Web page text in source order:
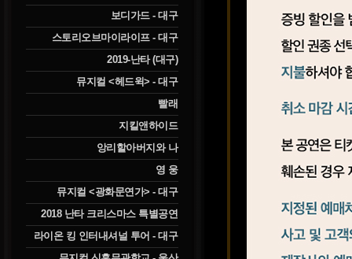
보디가드 - 대구
스토리오브마이라이프 - 대구
2019-난타 (대구)
뮤지컬 <헤드윅> - 대구
빨래
지킬앤하이드
앙리할아버지와 나
영 웅
뮤지컬 <광화문연가> - 대구
2018 난타 크리스마스 특별공연
라이온 킹 인터내셔널 투어 - 대구